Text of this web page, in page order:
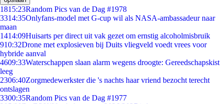
1815:23Random Pics van de Dag #1978
3314:35Onlyfans-model met G-cup wil als NASA-ambassadeur naar
maan
1414:09Huisarts per direct uit vak gezet om ernstig alcoholmisbruik
910:32Drone met explosieven bij Duits vliegveld voedt vrees voor
hybride aanval
4609:33Waterschappen slaan alarm wegens droogte: Gereedschapskist
leeg
2306:40Zorgmedewerkster die 's nachts haar vriend bezocht terecht
ontslagen
3300:35Random Pics van de Dag #1977